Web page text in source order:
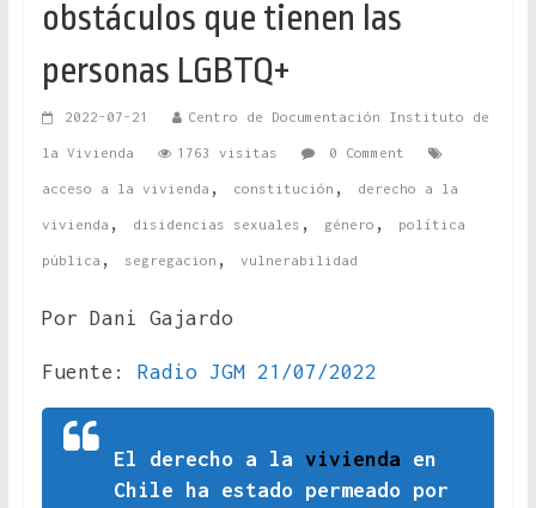
obstáculos que tienen las
personas LGBTQ+
2022-07-21 Centro de Documentación Instituto de
la Vivienda 1763 visitas 0 Comment
acceso a la vivienda , constitución , derecho a la
vivienda , disidencias sexuales , género , política
pública , segregacion , vulnerabilidad
Por Dani Gajardo
Fuente: Radio JGM 21/07/2022
El derecho a la vivienda en
Chile ha estado permeado por